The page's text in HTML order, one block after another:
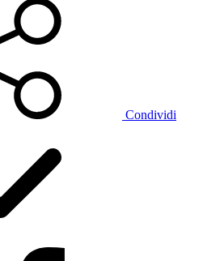
Condividi